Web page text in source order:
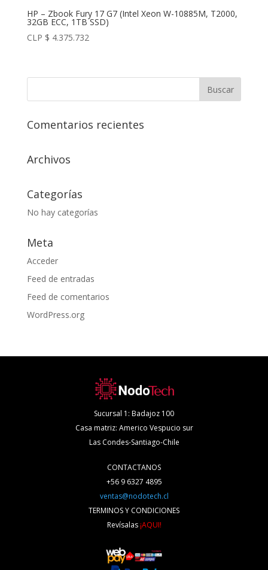
HP – Zbook Fury 17 G7 (Intel Xeon W-10885M, T2000,
32GB ECC, 1TB SSD)
CLP $ 4.375.732
Comentarios recientes
Archivos
Categorías
No hay categorías
Meta
Acceder
Feed de entradas
Feed de comentarios
WordPress.org
Sucursal 1: Badajoz 100
Casa matriz: Americo Vespucio sur
Las Condes-Santiago-Chile
CONTACTANOS
+56 9 6327 4895
ventas@nodotech.cl
TERMINOS Y CONDICIONES
Revísalas¡AQUI!